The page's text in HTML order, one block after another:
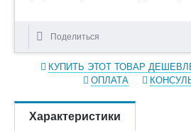
Поделиться
КУПИТЬ ЭТОТ ТОВАР
ОПЛАТА
Характеристики